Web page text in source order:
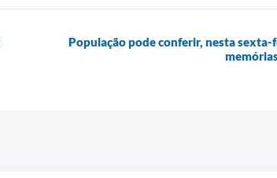
População pode conferir, nesta